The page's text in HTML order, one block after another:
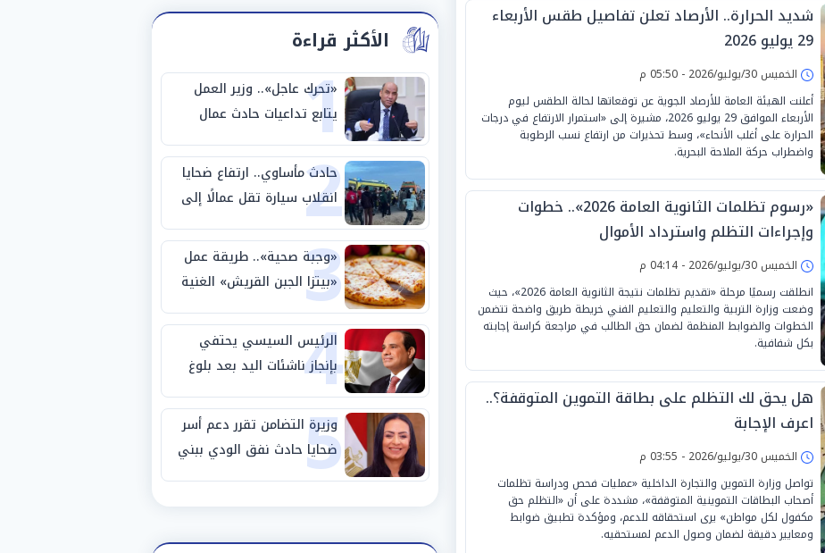
شديد الحرارة.. الأرصاد تعلن تفاصيل طقس الأربعاء
29 يوليو 2026
الخميس 30/يوليو/2026 - 05:50 م
أعلنت الهيئة العامة للأرصاد الجوية عن توقعاتها لحالة الطقس ليوم
الأربعاء الموافق 29 يوليو 2026، مشيرة إلى «استمرار الارتفاع في درجات
الحرارة على أغلب الأنحاء»، وسط تحذيرات من ارتفاع نسب الرطوبة
واضطراب حركة الملاحة البحرية.
«رسوم تظلمات الثانوية العامة 2026».. خطوات
وإجراءات التظلم واسترداد الأموال
الخميس 30/يوليو/2026 - 04:14 م
انطلقت رسميًا مرحلة «تقديم تظلمات نتيجة الثانوية العامة 2026»، حيث
وضعت وزارة التربية والتعليم والتعليم الفني خريطة طريق واضحة تتضمن
الخطوات والضوابط المنظمة لضمان حق الطالب في مراجعة كراسة إجابته
بكل شفافية.
هل يحق لك التظلم على بطاقة التموين المتوقفة؟..
اعرف الإجابة
الخميس 30/يوليو/2026 - 03:55 م
تواصل وزارة التموين والتجارة الداخلية «عمليات فحص ودراسة تظلمات
أصحاب البطاقات التموينية المتوقفة»، مشددة على أن «التظلم حق
مكفول لكل مواطن» يرى استحقاقه للدعم، ومؤكدة تطبيق ضوابط
ومعايير دقيقة لضمان وصول الدعم لمستحقيه.
الأكثر قراءة
1
«تحرك عاجل».. وزير العمل
يتابع تداعيات حادث عمال
طريق بني سويف الصحراوي
2
حادث مأساوي.. ارتفاع ضحايا
انقلاب سيارة تقل عمالًا إلى
14 شخصًا
3
«وجبة صحية».. طريقة عمل
«بيتزا الجبن القريش» الغنية
بالبروتين
4
الرئيس السيسي يحتفي
بإنجاز ناشئات اليد بعد بلوغ
نصف نهائي كأس العالم
5
وزيرة التضامن تقرر دعم أسر
ضحايا حادث نفق الودي ببني
سويف